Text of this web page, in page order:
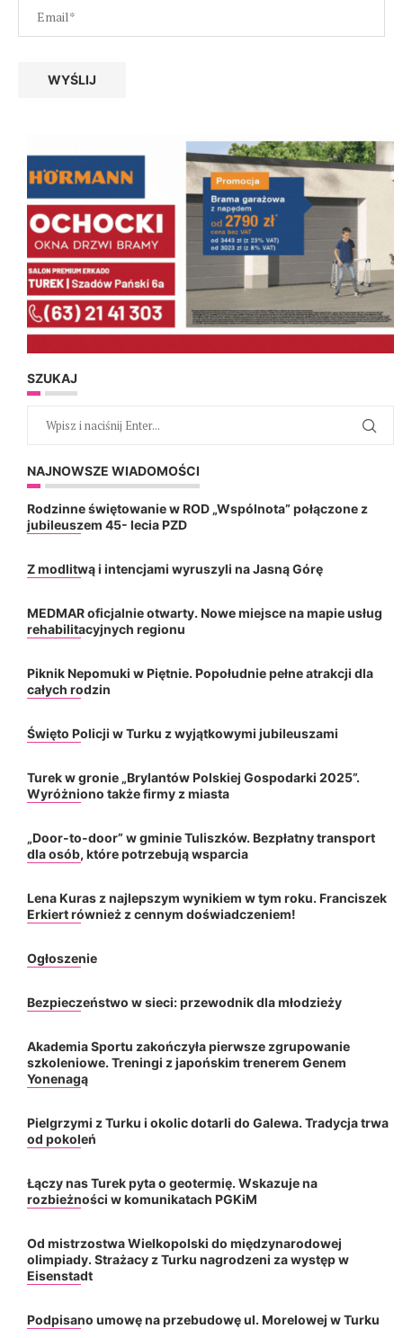
SZUKAJ
NAJNOWSZE WIADOMOŚCI
Rodzinne świętowanie w ROD „Wspólnota” połączone z
jubileuszem 45- lecia PZD
Z modlitwą i intencjami wyruszyli na Jasną Górę
MEDMAR oficjalnie otwarty. Nowe miejsce na mapie usług
rehabilitacyjnych regionu
Piknik Nepomuki w Piętnie. Popołudnie pełne atrakcji dla
całych rodzin
Święto Policji w Turku z wyjątkowymi jubileuszami
Turek w gronie „Brylantów Polskiej Gospodarki 2025”.
Wyróżniono także firmy z miasta
„Door-to-door” w gminie Tuliszków. Bezpłatny transport
dla osób, które potrzebują wsparcia
Lena Kuras z najlepszym wynikiem w tym roku. Franciszek
Erkiert również z cennym doświadczeniem!
Ogłoszenie
Bezpieczeństwo w sieci: przewodnik dla młodzieży
Akademia Sportu zakończyła pierwsze zgrupowanie
szkoleniowe. Treningi z japońskim trenerem Genem
Yonenagą
Pielgrzymi z Turku i okolic dotarli do Galewa. Tradycja trwa
od pokoleń
Łączy nas Turek pyta o geotermię. Wskazuje na
rozbieżności w komunikatach PGKiM
Od mistrzostwa Wielkopolski do międzynarodowej
olimpiady. Strażacy z Turku nagrodzeni za występ w
Eisenstadt
Podpisano umowę na przebudowę ul. Morelowej w Turku